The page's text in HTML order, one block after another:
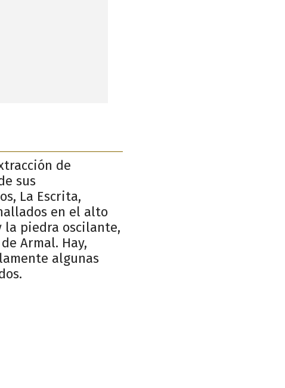
de
sus
La Escrita,
en el alto
la piedra oscilante,
Armal. Hay,
algunas